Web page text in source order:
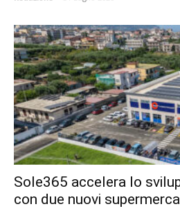
Sole365 accelera lo
con due nuovi